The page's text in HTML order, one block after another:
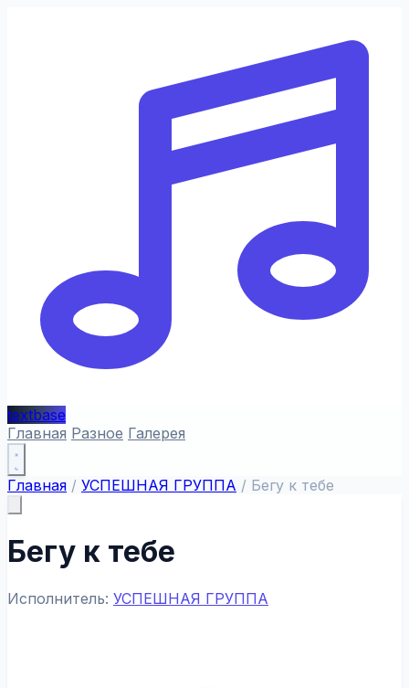
textbase
Главная Разное Галерея
Главная / УСПЕШНАЯ ГРУППА / Бегу к тебе
Бегу к тебе
Исполнитель: УСПЕШНАЯ ГРУППА